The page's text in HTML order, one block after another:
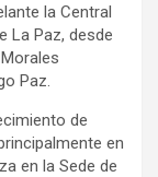
la Central
La Paz, desde
Paz.
de
en
en la Sede de